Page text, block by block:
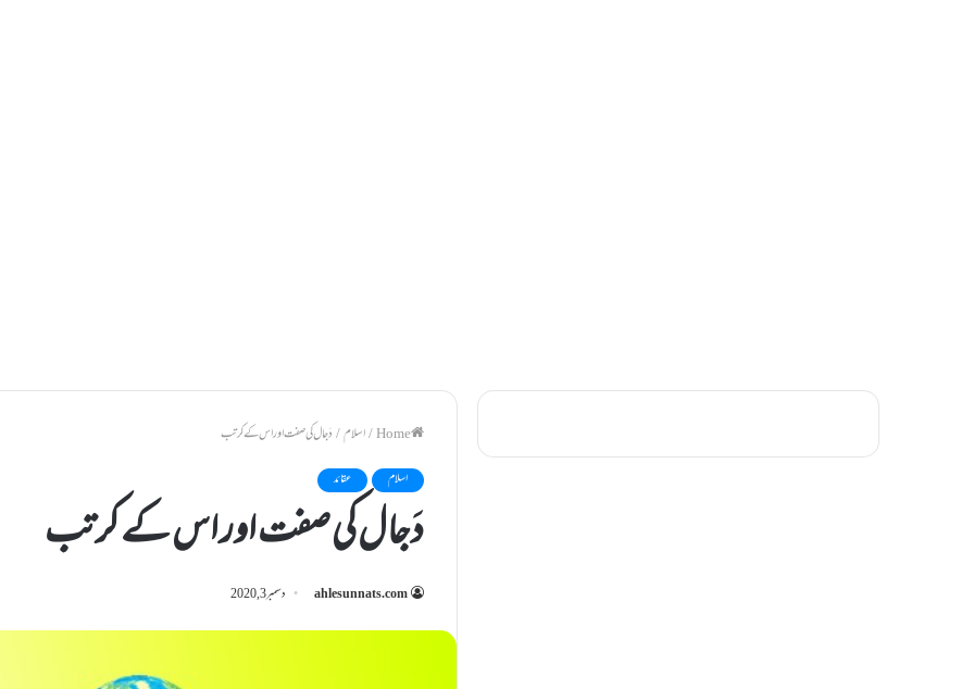
/اسلام/دَجال کی صفت اور اس کے کرتب
اسلام عقائد
دَجال کی صفت اور اس کے کرتب
ahlesunnats.com دسمبر 3, 2020